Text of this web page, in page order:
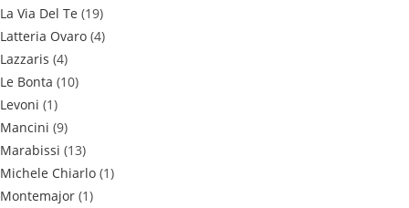
La Via Del Te (19)
Latteria Ovaro (4)
Lazzaris (4)
Le Bonta (10)
Levoni (1)
Mancini (9)
Marabissi (13)
Michele Chiarlo (1)
Montemajor (1)